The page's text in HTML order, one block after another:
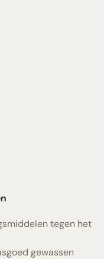
tegen het
gewassen